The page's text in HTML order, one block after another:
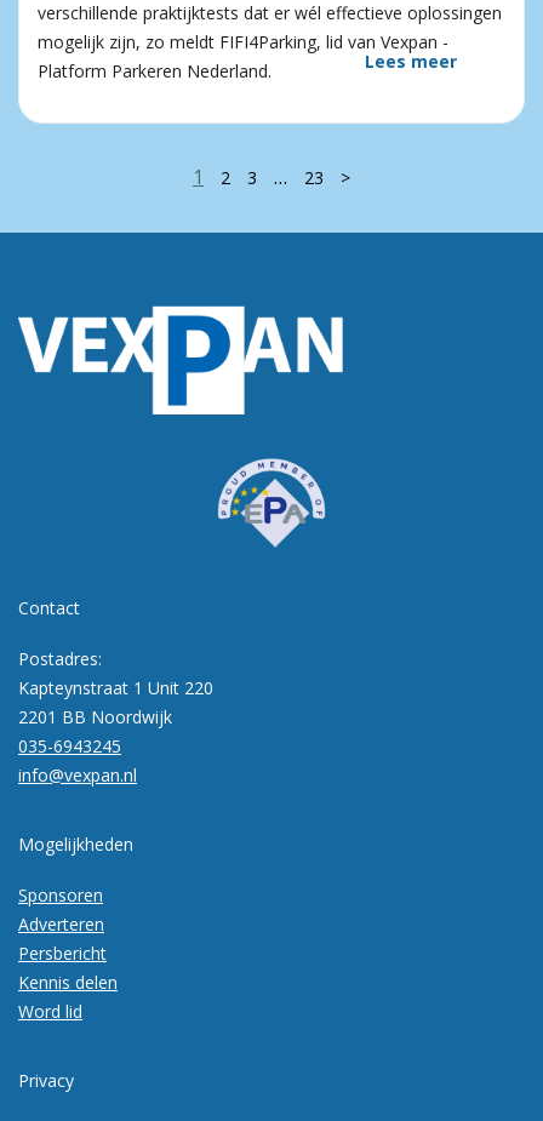
verschillende praktijktests dat er wél effectieve oplossingen
mogelijk zijn, zo meldt FIFI4Parking, lid van Vexpan -
Platform Parkeren Nederland.
Lees meer
1 2 3 … 23 >
Contact
Postadres:
Kapteynstraat 1 Unit 220
2201 BB Noordwijk
035-6943245
info@vexpan.nl
Mogelijkheden
Sponsoren
Adverteren
Persbericht
Kennis delen
Word lid
Privacy